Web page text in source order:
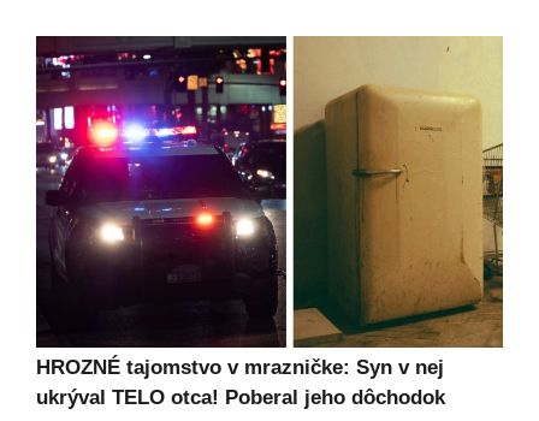
HROZNÉ tajomstvo v mrazničke: Syn v nej
ukrýval TELO otca! Poberal jeho dôchodok